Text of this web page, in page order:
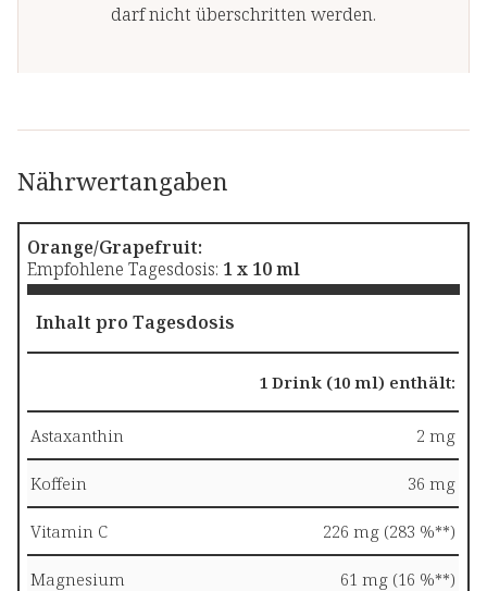
darf nicht überschritten werden.
Nährwertangaben
Orange/Grapefruit:
Empfohlene Tagesdosis: 1 x 10ml
Inhalt pro Tagesdosis
1 Drink (10 ml) enthält:
Astaxanthin 2 mg
Koffein 36 mg
Vitamin C 226 mg (283 %**)
Magnesium 61 mg (16 %**)